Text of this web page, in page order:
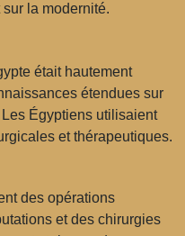
la modernité.
était hautement
étendues sur
Égyptiens utilisaient
et thérapeutiques.
des opérations
et des chirurgies